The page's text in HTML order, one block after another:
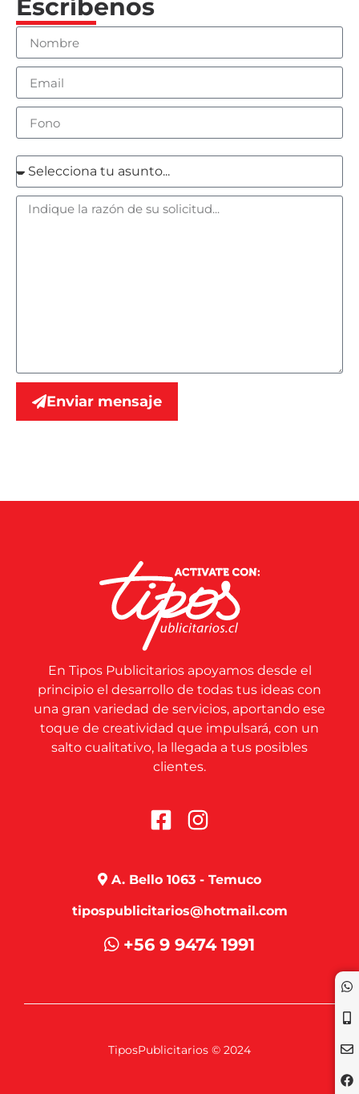
Escríbenos
Enviar mensaje
En Tipos Publicitarios apoyamos desde el
principio el desarrollo de todas tus ideas con
una gran variedad de servicios, aportando ese
toque de creatividad que impulsará, con un
salto cualitativo, la llegada a tus posibles
clientes.
A. Bello 1063 - Temuco
tipospublicitarios@hotmail.com
+56 9 9474 1991
TiposPublicitarios © 2024